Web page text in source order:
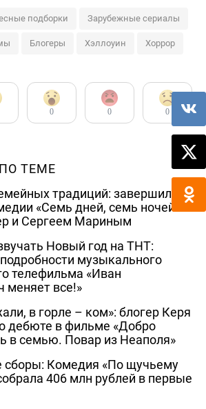
подборки Зарубежные сериалы
Блогеры Хэллоуин Хоррор
0 0 0
ТЕМЕ
традиций: завершились
«Семь дней, семь ночей» с
и Сергеем Мариным
Новый год на ТНТ:
музыкального
телефильма «Иван
меняет все!»
в горле – ком»: блогер Керя
дебюте в фильме «Добро
в семью. Повар из Неаполя»
сборы: Комедия «По щучьему
406 млн рублей в первые